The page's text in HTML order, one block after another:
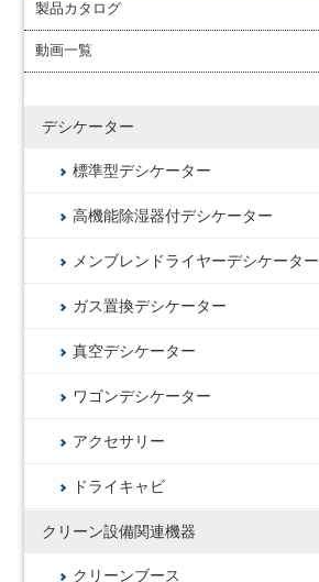
製品カタログ
動画一覧
デシケーター
標準型デシケーター
高機能除湿器付デシケーター
メンブレンドライヤーデシケーター
ガス置換デシケーター
真空デシケーター
ワゴンデシケーター
アクセサリー
ドライキャビ
クリーン設備関連機器
クリーンブース